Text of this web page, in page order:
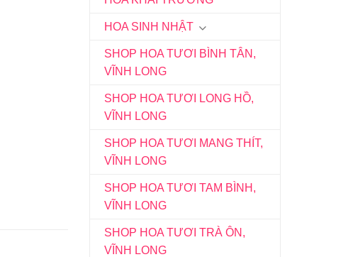
HOA SINH NHẬT
SHOP HOA TƯƠI BÌNH TÂN,
VĨNH LONG
SHOP HOA TƯƠI LONG HỒ,
VĨNH LONG
SHOP HOA TƯƠI MANG THÍT,
VĨNH LONG
SHOP HOA TƯƠI TAM BÌNH,
VĨNH LONG
SHOP HOA TƯƠI TRÀ ÔN,
VĨNH LONG